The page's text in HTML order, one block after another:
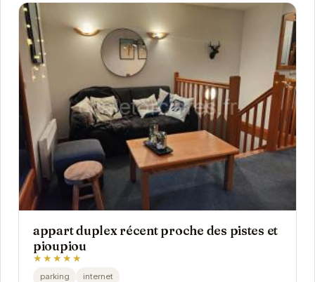
appart duplex récent proche des pistes et
pioupiou
★★★★★
parking internet